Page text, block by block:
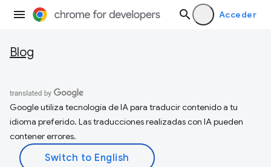
Acceder
Blog
Google utiliza tecnología de IA para traducir contenido a tu
idioma preferido. Las traducciones realizadas con IA pueden
contener errores.